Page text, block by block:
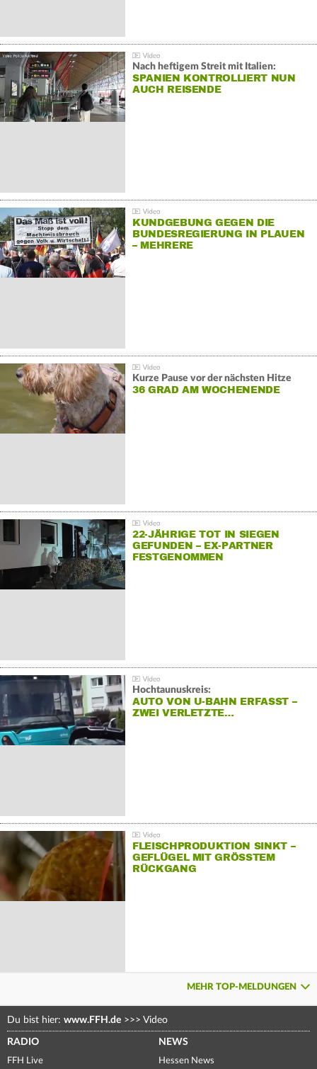
Nach heftigem Streit mit Italien:
SPANIEN KONTROLLIERT NUN
AUCH REISENDE
KUNDGEBUNG GEGEN DIE
BUNDESREGIERUNG IN PLAUEN
– MEHRERE
Kurze Pause vor der nächsten Hitze
36 GRAD AM WOCHENENDE
22-JÄHRIGE TOT IN SIEGEN
GEFUNDEN – EX-PARTNER
FESTGENOMMEN
Hochtaunuskreis:
AUTO VON U-BAHN ERFASST –
ZWEI VERLETZTE…
FLEISCHPRODUKTION SINKT –
GEFLÜGEL MIT GRÖSSTEM R
ÜCKGANG
MEHR TOP-MELDUNGEN
Du bist hier: www.FFH.de >>> Video
RADIO
FFH Live
NEWS
Hessen News